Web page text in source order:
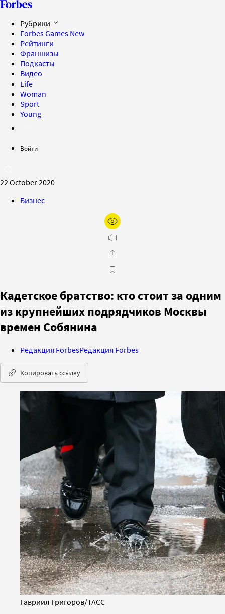
Рубрики
Forbes Games New
Рейтинги
Франшизы
Подкасты
Видео
Life
Woman
Sport
Young
Войти
22 October 2020
Бизнес
Кадетское братство: кто стоит за одним
из крупнейших подрядчиков Москвы
времен Собянина
Редакция ForbesРедакция Forbes
Копировать ссылку
Гавриил Григоров/ТАСС